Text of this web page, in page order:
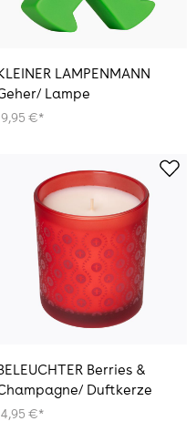
LAMPENMANN
Lampe
€*
Berries &
Duftkerze
€*